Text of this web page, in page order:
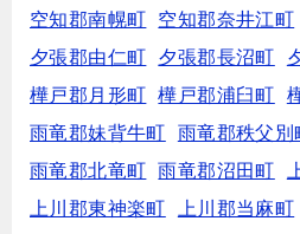
空知郡南幌町
空知郡奈井江町
夕張郡由仁町
夕張郡長沼町
樺戸郡月形町
樺戸郡浦臼町
雨竜郡妹背牛町
雨竜郡秩父別
雨竜郡北竜町
雨竜郡沼田町
上川郡東神楽町
上川郡当麻町